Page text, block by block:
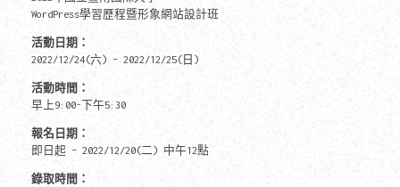
WordPress學習歷程暨形象網站設計班
活動日期：
2022/12/24(六) – 2022/12/25(日)
活動時間：
早上9:00-下午5:30
報名日期 ：
即日起 – 2022/12/20(二) 中午12點
錄取時間：